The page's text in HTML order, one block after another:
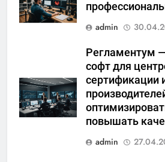
admin
Регламентум
софт для
сертификации
повышать
admin